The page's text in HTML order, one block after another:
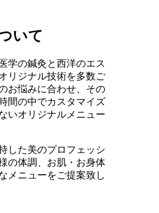
いて
学の鍼灸と西洋のエス
リジナル技術を多数ご
お悩みに合わせ、その
間の中でカスタマイズ
いオリジナルメニュー
した美のプロフェッシ
の体調、お肌・お身体
メニューをご提案致し